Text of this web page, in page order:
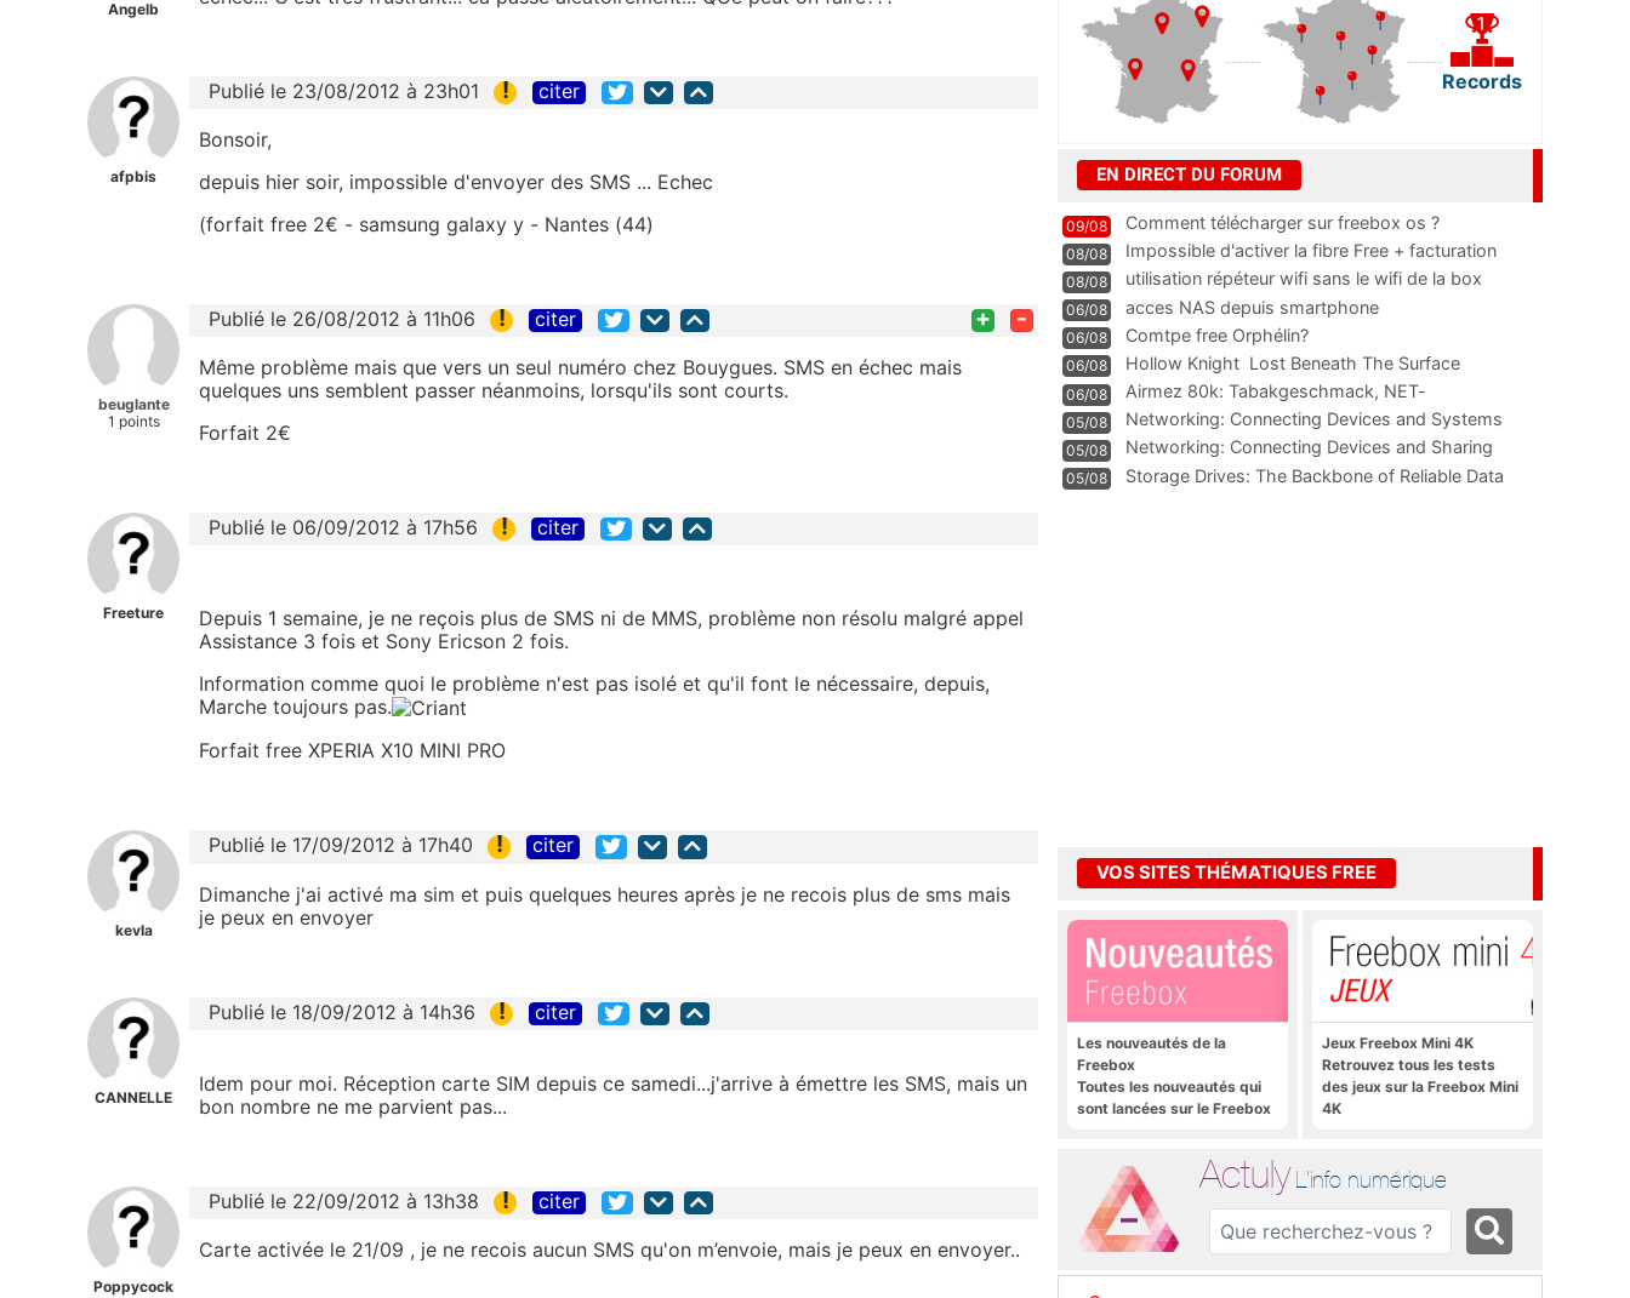
Angelb
afpbis
Publié le 23/08/2012 à 23h01 ! citer
Bonsoir,
depuis hier soir, impossible d'envoyer des SMS ... Echec
(forfait free 2€ - samsung galaxy y - Nantes (44)
beuglante
1 points
Publié le 26/08/2012 à 11h06 ! citer + -
Même problème mais que vers un seul numéro chez Bouygues. SMS en échec mais
quelques uns semblent passer néanmoins, lorsqu'ils sont courts.
Forfait 2€
Freeture
Publié le 06/09/2012 à 17h56 ! citer
Depuis 1 semaine, je ne reçois plus de SMS ni de MMS, problème non résolu malgré appel
Assistance 3 fois et Sony Ericson 2 fois.
Information comme quoi le problème n'est pas isolé et qu'il font le nécessaire, depuis,
Marche toujours pas.
Forfait free XPERIA X10 MINI PRO
kevla
Publié le 17/09/2012 à 17h40 ! citer
Dimanche j'ai activé ma sim et puis quelques heures après je ne recois plus de sms mais
je peux en envoyer
CANNELLE
Publié le 18/09/2012 à 14h36 ! citer
Idem pour moi. Réception carte SIM depuis ce samedi...j'arrive à émettre les SMS, mais un
bon nombre ne me parvient pas...
Poppycock
Publié le 22/09/2012 à 13h38 ! citer
Carte activée le 21/09 , je ne recois aucun SMS qu'on m’envoie, mais je peux en envoyer..
Records
EN DIRECT DU FORUM
09/08 Comment télécharger sur freebox os ?
08/08
Impossible d'activer la fibre Free + facturation
résiliation
08/08 utilisation répéteur wifi sans le wifi de la box
06/08 acces NAS depuis smartphone
06/08 Comtpe free Orphélin?
06/08 Hollow Knight  Lost Beneath The Surface
06/08
Airmez 80k: Tabakgeschmack, NET-
Technologie und Leistung im
05/08 Networking: Connecting Devices and Systems
05/08
Networking: Connecting Devices and Sharing
Information
05/08
Storage Drives: The Backbone of Reliable Data
VOS SITES THÉMATIQUES FREE
Les nouveautés de la
Freebox
Toutes les nouveautés qui
sont lancées sur le Freebox
Jeux Freebox Mini 4K
Retrouvez tous les tests
des jeux sur la Freebox Mini
4K
Actuly L'info numérique